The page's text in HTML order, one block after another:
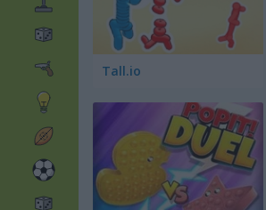
Tall.io